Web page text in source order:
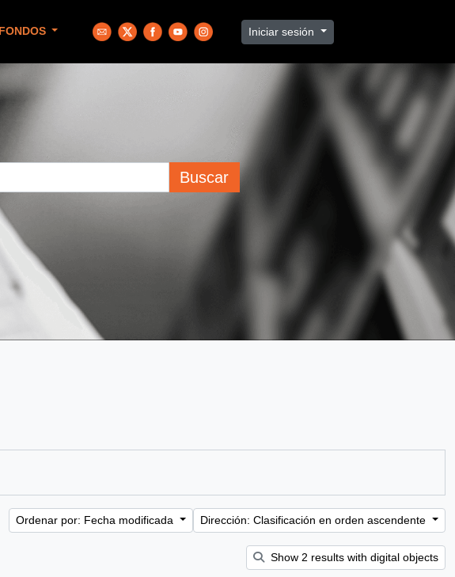
FONDOS Iniciar sesión
Buscar
Ordenar por: Fecha modificada Dirección: Clasificación en orden ascendente
Show 2 results with digital objects